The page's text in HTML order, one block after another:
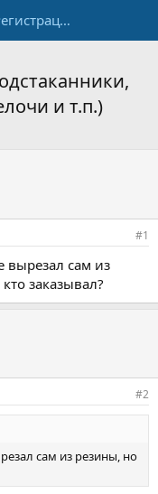
Регистрация
и т.п.)
#1
вырезал сам из
заказывал?
#2
сам из резины, но